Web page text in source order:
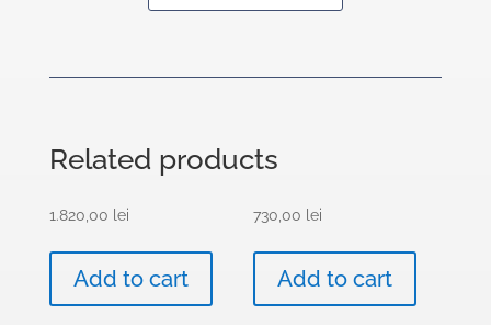
Related products
1.820,00 lei
Add to cart
730,00 lei
Add to cart